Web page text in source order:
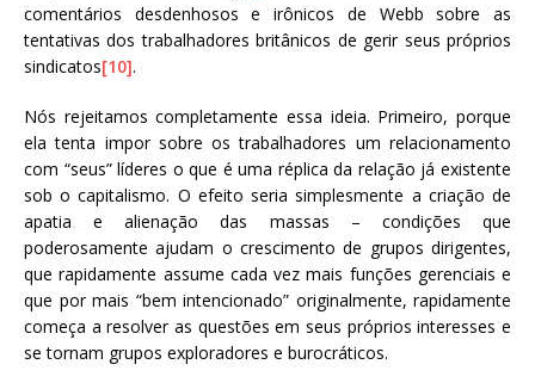
comentários desdenhosos e irônicos de Webb sobre as
tentativas dos trabalhadores britânicos de gerir seus próprios
sindicatos[10].
Nós rejeitamos completamente essa ideia. Primeiro, porque
ela tenta impor sobre os trabalhadores um relacionamento
com “seus” líderes o que é uma réplica da relação já existente
sob o capitalismo. O efeito seria simplesmente a criação de
apatia e alienação das massas – condições que
poderosamente ajudam o crescimento de grupos dirigentes,
que rapidamente assume cada vez mais funções gerenciais e
que por mais “bem intencionado” originalmente, rapidamente
começa a resolver as questões em seus próprios interesses e
se tornam grupos exploradores e burocráticos.